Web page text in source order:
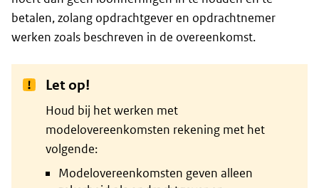
betalen, zolang opdrachtgever en opdrachtnemer
werken zoals beschreven in de overeenkomst.
Let op!
Houd bij het werken met
modelovereenkomsten rekening met het
volgende:
Modelovereenkomsten geven alleen